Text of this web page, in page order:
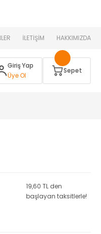
İLETİŞİM HAKKIMIZDA
Giriş Yap
Üye Ol
Sepet
19,60 TL den
başlayan taksitlerle!